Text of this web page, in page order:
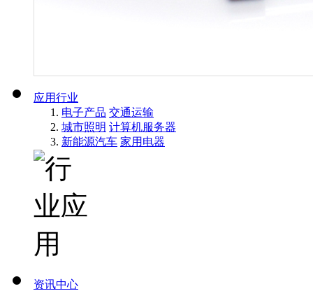
应用行业
电子产品 交通运输
城市照明 计算机服务器
新能源汽车 家用电器
资讯中心